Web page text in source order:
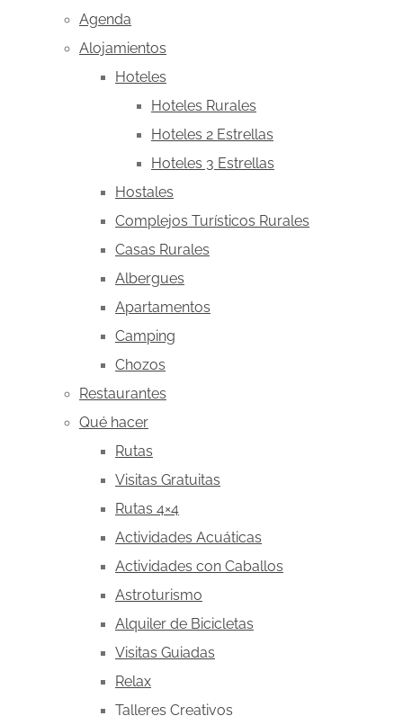
Agenda
Alojamientos
Hoteles
Hoteles Rurales
Hoteles 2 Estrellas
Hoteles 3 Estrellas
Hostales
Complejos Turísticos Rurales
Casas Rurales
Albergues
Apartamentos
Camping
Chozos
Restaurantes
Qué hacer
Rutas
Visitas Gratuitas
Rutas 4×4
Actividades Acuáticas
Actividades con Caballos
Astroturismo
Alquiler de Bicicletas
Visitas Guiadas
Relax
Talleres Creativos